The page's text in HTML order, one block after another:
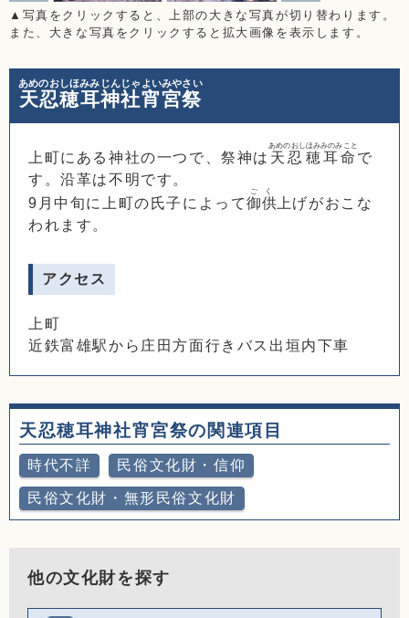
▲写真をクリックすると、上部の大きな写真が切り替わります。
また、大きな写真をクリックすると拡大画像を表示します。
天忍穂耳神社宵宮祭
あめのおしほみみじんじゃよいみやさい
上町にある神社の一つで、祭神は 天忍穂耳命
あめのおしほみみのみこと
で
す。沿革は不明です。
9月中旬に上町の氏子によって御供
ごく
上げがおこな
われます。
アクセス
上町
近鉄富雄駅から庄田方面行きバス出垣内下車
天忍穂耳神社宵宮祭の関連項目
時代不詳 民俗文化財・信仰
民俗文化財・無形民俗文化財
他の文化財を探す